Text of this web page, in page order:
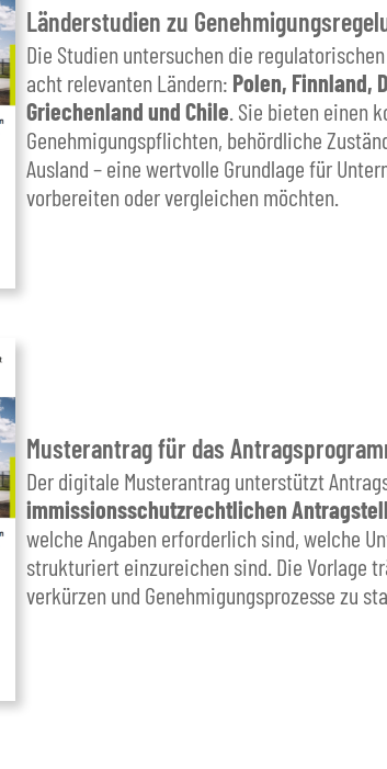
Länderstudien zu
Die Studien untersuchen die
acht relevanten Ländern: Polen, Finnland,
Griechenland und Chile . Sie bieten einen
Genehmigungspflichten, behördliche
Ausland – eine wertvolle Grundlage für
vorbereiten oder vergleichen möchten.
Musterantrag für das
Der digitale Musterantrag unterstützt
immissionsschutzrechtlichen
welche Angaben erforderlich sind, welche
strukturiert einzureichen sind. Die Vorlage
verkürzen und Genehmigungsprozesse zu